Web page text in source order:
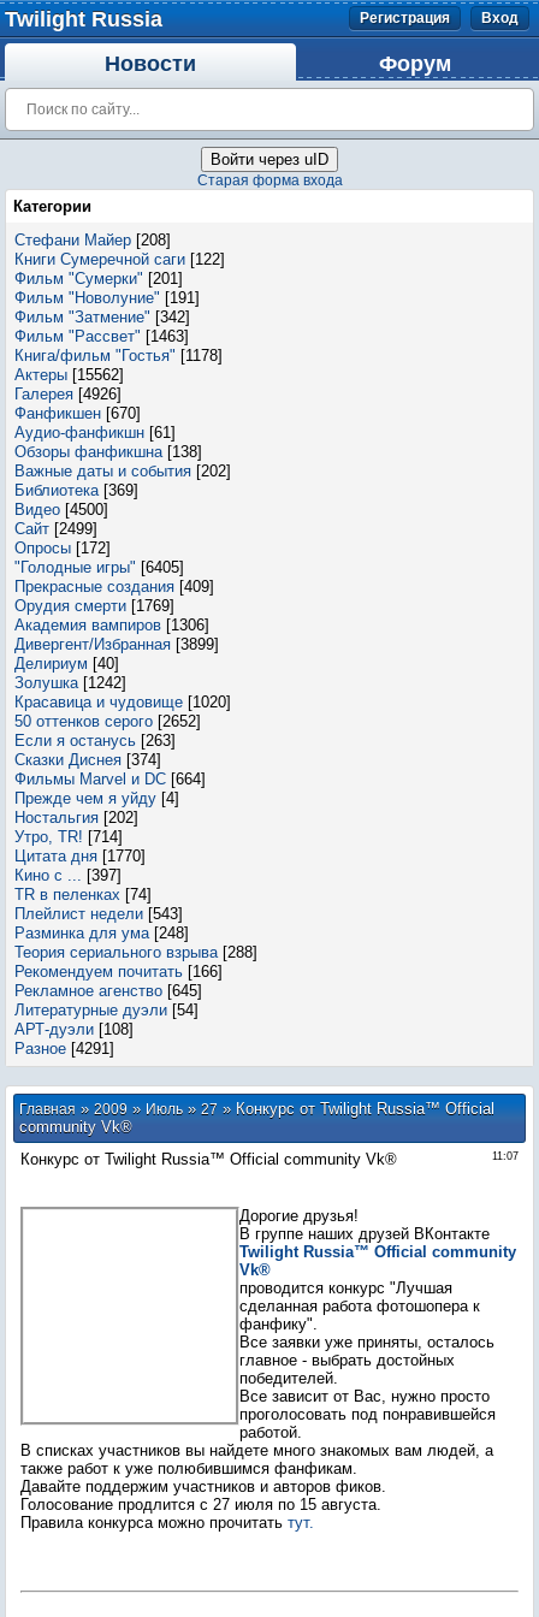
Twilight Russia Регистрация Вход
Новости Форум
Войти через uID
Старая форма входа
Категории
Стефани Майер [208]
Книги Сумеречной саги [122]
Фильм "Сумерки" [201]
Фильм "Новолуние" [191]
Фильм "Затмение" [342]
Фильм "Рассвет" [1463]
Книга/фильм "Гостья" [1178]
Актеры [15562]
Галерея [4926]
Фанфикшен [670]
Аудио-фанфикшн [61]
Обзоры фанфикшна [138]
Важные даты и события [202]
Библиотека [369]
Видео [4500]
Сайт [2499]
Опросы [172]
"Голодные игры" [6405]
Прекрасные создания [409]
Орудия смерти [1769]
Академия вампиров [1306]
Дивергент/Избранная [3899]
Делириум [40]
Золушка [1242]
Красавица и чудовище [1020]
50 оттенков серого [2652]
Если я останусь [263]
Сказки Диснея [374]
Фильмы Marvel и DC [664]
Прежде чем я уйду [4]
Ностальгия [202]
Утро, TR! [714]
Цитата дня [1770]
Кино с ... [397]
TR в пеленках [74]
Плейлист недели [543]
Разминка для ума [248]
Теория сериального взрыва [288]
Рекомендуем почитать [166]
Рекламное агенство [645]
Литературные дуэли [54]
АРТ-дуэли [108]
Разное [4291]
Главная»2009 » Июль » 27» Конкурс от Twilight Russia™ Оfficial
community Vk®
11:07
Конкурс от Twilight Russia™ Оfficial community Vk®
Дорогие друзья!
В группе наших друзей ВКонтакте
Twilight Russia™ Оfficial community
Vk®
проводится конкурс "Лучшая
сделанная работа фотошопера к
фанфику".
Все заявки уже приняты, осталось
главное - выбрать достойных
победителей.
Все зависит от Вас, нужно просто
проголосовать под понравившейся
работой.
В списках участников вы найдете много знакомых вам людей, а
также работ к уже полюбившимся фанфикам.
Давайте поддержим участников и авторов фиков.
Голосование продлится с 27 июля по 15 августа.
Правила конкурса можно прочитать тут.